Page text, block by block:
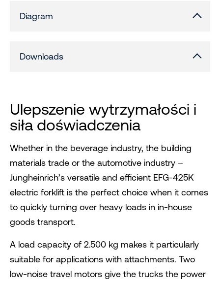
Diagram
Downloads
Ulepszenie wytrzymałości i
siła doświadczenia
Whether in the beverage industry, the building
materials trade or the automotive industry –
Jungheinrich’s versatile and efficient EFG-425K
electric forklift is the perfect choice when it comes
to quickly turning over heavy loads in in-house
goods transport.
A load capacity of 2.500 kg makes it particularly
suitable for applications with attachments. Two
low-noise travel motors give the trucks the power